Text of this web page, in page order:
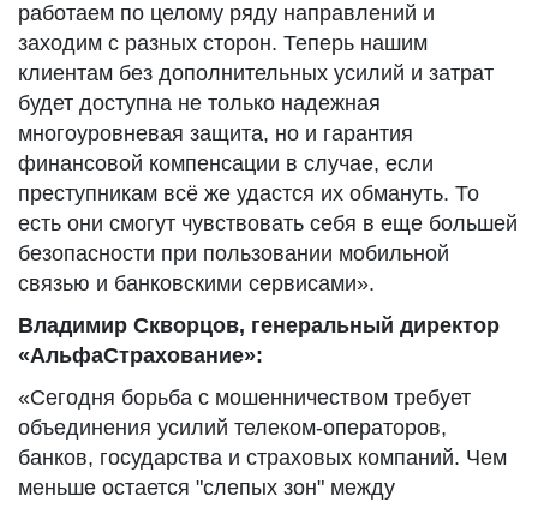
работаем по целому ряду направлений и
заходим с разных сторон. Теперь нашим
клиентам без дополнительных усилий и затрат
будет доступна не только надежная
многоуровневая защита, но и гарантия
финансовой компенсации в случае, если
преступникам всё же удастся их обмануть. То
есть они смогут чувствовать себя в еще большей
безопасности при пользовании мобильной
связью и банковскими сервисами».
Владимир Скворцов, генеральный директор
«АльфаСтрахование»:
«Сегодня борьба с мошенничеством требует
объединения усилий телеком-операторов,
банков, государства и страховых компаний. Чем
меньше остается "слепых зон" между